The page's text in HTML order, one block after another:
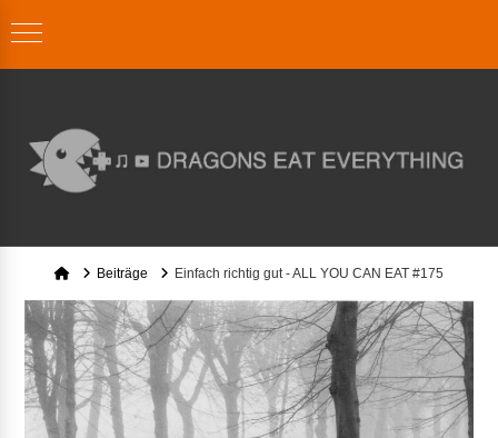
HomeBeiträge Einfach richtig gut - ALL YOU CAN EAT #175